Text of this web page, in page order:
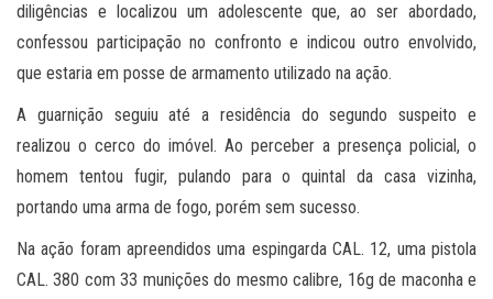
diligências e localizou um adolescente que, ao ser abordado,
confessou participação no confronto e indicou outro envolvido,
que estaria em posse de armamento utilizado na ação.
A guarnição seguiu até a residência do segundo suspeito e
realizou o cerco do imóvel. Ao perceber a presença policial, o
homem tentou fugir, pulando para o quintal da casa vizinha,
portando uma arma de fogo, porém sem sucesso.
Na ação foram apreendidos uma espingarda CAL. 12, uma pistola
CAL. 380 com 33 munições do mesmo calibre, 16g de maconha e